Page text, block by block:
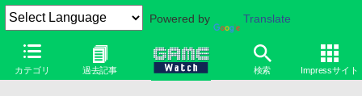
Powered by Translate
カテゴリ 過去記事 検索 Impressサイト